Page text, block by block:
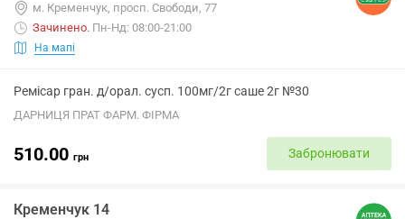
м. Кременчук, просп. Свободи, 77
Зачинено. Пн-Нд: 08:00-21:00
На мапі
Ремісар гран. д/орал. сусп. 100мг/2г саше 2г №30
ДАРНИЦЯ ПРАТ ФАРМ. ФІРМА
510.00 грн Забронювати
Кременчук 14